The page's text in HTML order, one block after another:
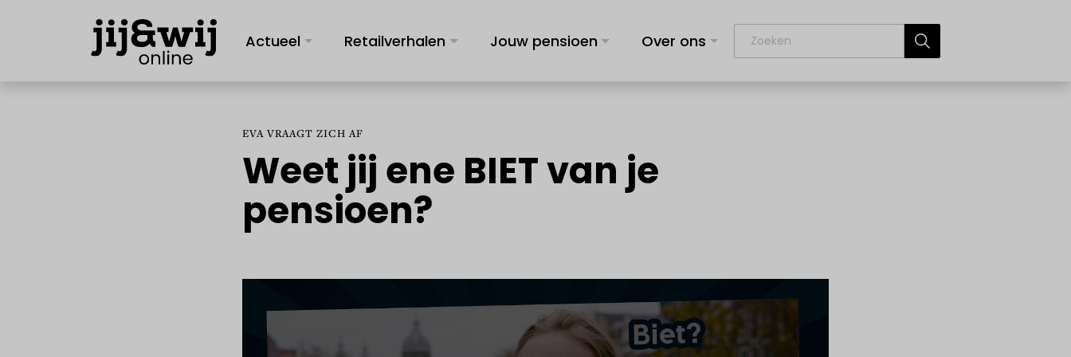
Actueel Retailverhalen Jouw pensioen Over ons
EVA VRAAGT ZICH AF
Weet jij ene BIET van je
pensioen?